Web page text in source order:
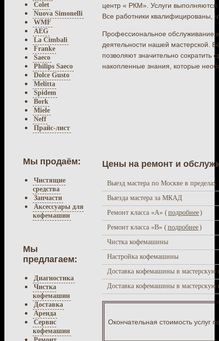
Colet
Nuova Simonelli
WMF
AEG
La Cimbali
Franke
Saeco
Philips Saeco
Dolce Gusto
Melitta
Spidem
Bork
Miele
Neff
Прайс-лист
Мы продаём:
Чистящие
средства
Запчасти
Аксессуары для
кофемашин
Мы
предлагаем:
Диагностика
Чистка
кофемашин
Доставка
Аренда
Сервис
кофемашин
центр « РКМ». Услуги
Все работники квалифицированы,
Профессиональное обслуживание
деятельности нашей мастерской.
позволяют значительно сократить
накопленные знания, которые
Цены на ремонт и
Выезд мастера по Москве в
Выезда мастера за МКАД
Ремонт класса «A» ( подробнее)
Ремонт класса «В» ( подробнее)
Чистка кофемашины
Настройка кофемашины
Доставка кофемашины в
Доставка кофемашины в
Окончательная стоимость услуг